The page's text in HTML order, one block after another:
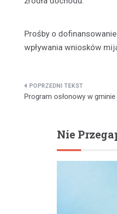
Prośby o
wpływania wniosków
Nawigacja
Program osłonowy w
Nie